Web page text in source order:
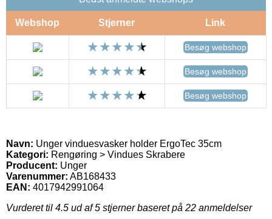
Webshop Stjerner Link
Besøg webshop
Besøg webshop
Besøg webshop
Navn: Unger vinduesvasker holder ErgoTec 35cm
Kategori: Rengøring > Vindues Skrabere
Producent: Unger
Varenummer: AB168433
EAN: 4017942991064
Vurderet til 4.5 ud af 5 stjerner baseret på 22 anmeldelser